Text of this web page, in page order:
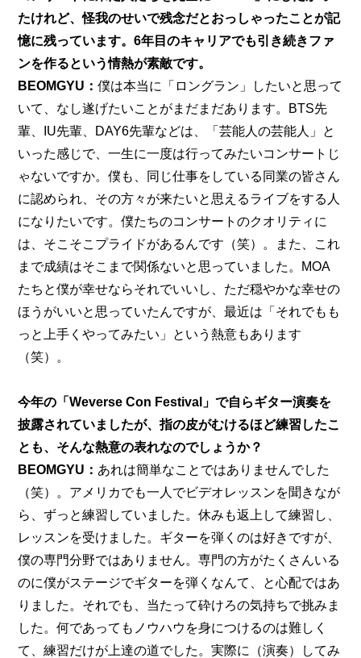
たけれど、怪我のせいで残念だとおっしゃったことが記
憶に残っています。6年目のキャリアでも引き続きファ
ンを作るという情熱が素敵です。
BEOMGYU：僕は本当に「ロングラン」したいと思って
いて、なし遂げたいことがまだまだあります。BTS先
輩、IU先輩、DAY6先輩などは、「芸能人の芸能人」と
いった感じで、一生に一度は行ってみたいコンサートじ
ゃないですか。僕も、同じ仕事をしている同業の皆さん
に認められ、その方々が来たいと思えるライブをする人
になりたいです。僕たちのコンサートのクオリティに
は、そこそこプライドがあるんです（笑）。また、これ
まで成績はそこまで関係ないと思っていました。MOA
たちと僕が幸せならそれでいいし、ただ穏やかな幸せの
ほうがいいと思っていたんですが、最近は「それでもも
っと上手くやってみたい」という熱意もあります
（笑）。
今年の「Weverse Con Festival」で自らギター演奏を
披露されていましたが、指の皮がむけるほど練習したこ
とも、そんな熱意の表れなのでしょうか？
BEOMGYU： あれは簡単なことではありませんでした
（笑）。アメリカでも一人でビデオレッスンを聞きなが
ら、ずっと練習していました。休みも返上して練習し、
レッスンを受けました。ギターを弾くのは好きですが、
僕の専門分野ではありません。専門の方がたくさんいる
のに僕がステージでギターを弾くなんて、と心配ではあ
りました。それでも、当たって砕けろの気持ちで挑みま
した。何であってもノウハウを身につけるのは難しく
て、練習だけが上達の道でした。実際に（演奏）してみ